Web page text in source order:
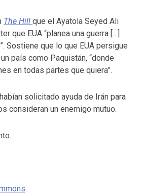
The Hill que el Ayatola Seyed Ali
que EUA “planea una guerra […]
Sostiene que lo que EUA persigue
país como Paquistán, “donde
en todas partes que quiera”.
solicitado ayuda de Irán para
consideran un enemigo mutuo.